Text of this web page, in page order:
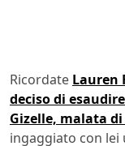
Ricordate Lauren
deciso di
Gizelle, malata
ingaggiato con lei